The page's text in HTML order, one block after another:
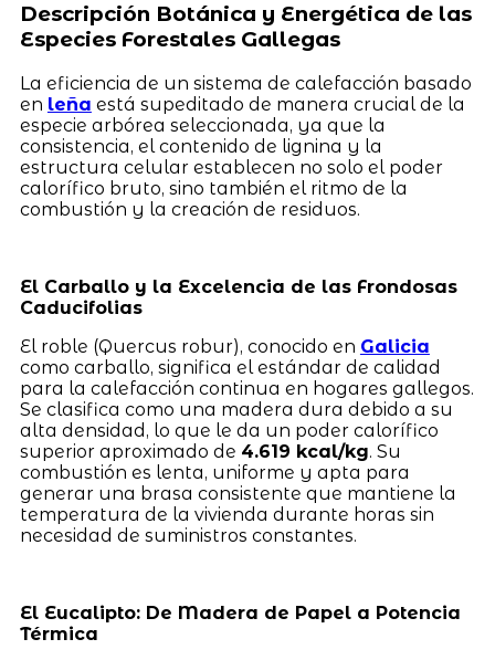
Descripción Botánica y Energética de las
Especies Forestales Gallegas
La eficiencia de un sistema de calefacción basado
en leña está supeditado de manera crucial de la
especie arbórea seleccionada, ya que la
consistencia, el contenido de lignina y la
estructura celular establecen no solo el poder
calorífico bruto, sino también el ritmo de la
combustión y la creación de residuos.
El Carballo y la Excelencia de las Frondosas
Caducifolias
El roble (Quercus robur), conocido en Galicia
como carballo, significa el estándar de calidad
para la calefacción continua en hogares gallegos.
Se clasifica como una madera dura debido a su
alta densidad, lo que le da un poder calorífico
superior aproximado de 4.619 kcal/kg. Su
combustión es lenta, uniforme y apta para
generar una brasa consistente que mantiene la
temperatura de la vivienda durante horas sin
necesidad de suministros constantes.
El Eucalipto: De Madera de Papel a Potencia
Térmica